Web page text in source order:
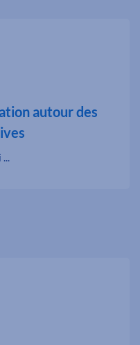
autour des